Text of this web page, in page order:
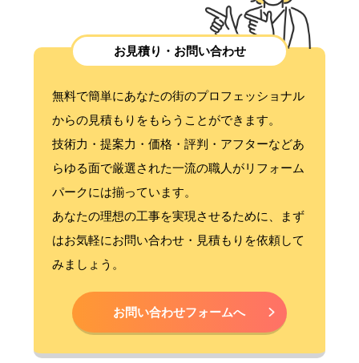
お見積り・お問い合わせ
無料で簡単にあなたの街のプロフェッショナル
からの見積もりをもらうことができます。
技術力・提案力・価格・評判・アフターなどあ
らゆる面で厳選された一流の職人がリフォーム
パークには揃っています。
あなたの理想の工事を実現させるために、まず
はお気軽にお問い合わせ・見積もりを依頼して
みましょう。
お問い合わせフォームへ